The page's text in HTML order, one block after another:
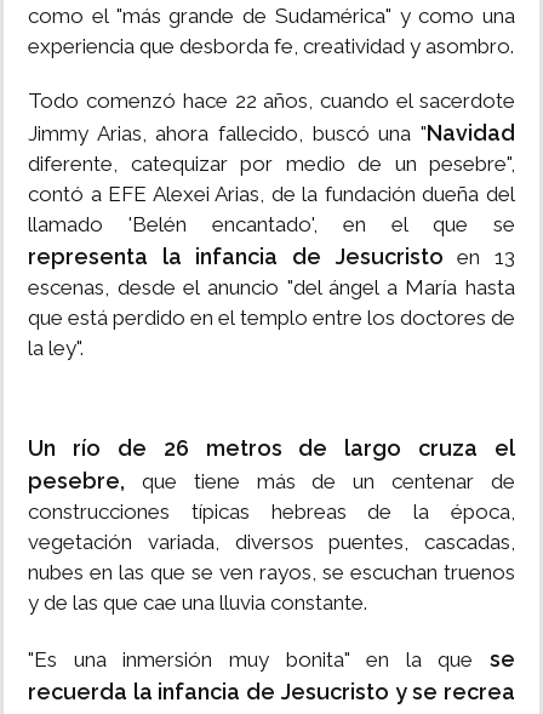
como el "más grande de Sudamérica" y como una
experiencia que desborda fe, creatividad y asombro.
Todo comenzó hace 22 años, cuando el sacerdote
Jimmy Arias, ahora fallecido, buscó una "Navidad
diferente, catequizar por medio de un pesebre",
contó a EFE Alexei Arias, de la fundación dueña del
llamado 'Belén encantado', en el que se
representa la infancia de Jesucristo en 13
escenas, desde el anuncio "del ángel a María hasta
que está perdido en el templo entre los doctores de
la ley".
Un río de 26 metros de largo cruza el
pesebre, que tiene más de un centenar de
construcciones típicas hebreas de la época,
vegetación variada, diversos puentes, cascadas,
nubes en las que se ven rayos, se escuchan truenos
y de las que cae una lluvia constante.
"Es una inmersión muy bonita" en la que se
recuerda la infancia de Jesucristo y se recrea